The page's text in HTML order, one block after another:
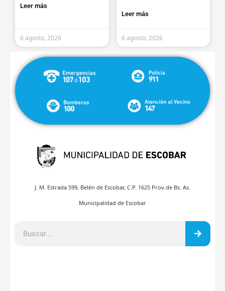
Leer más
6 agosto, 2026
Leer más
6 agosto, 2026
J. M. Estrada 599, Belén de Escobar, C.P. 1625 Prov.de Bs. As.
Municipalidad de Escobar